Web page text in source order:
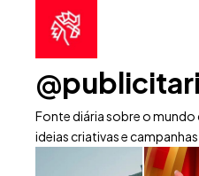
Fonte diária sobre o
ideias criativas e